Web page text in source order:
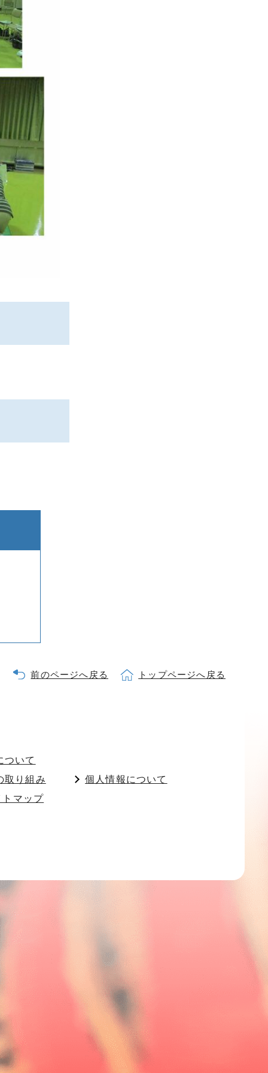
前のページへ戻る トップページへ戻る
ついて
取り組み
個人情報について
トマップ